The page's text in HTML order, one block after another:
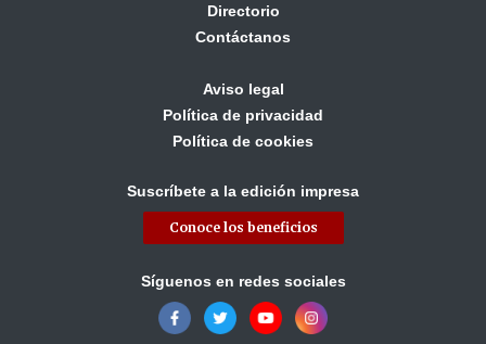
Directorio
Contáctanos
Aviso legal
Política de privacidad
Política de cookies
Suscríbete a la edición impresa
Conoce los beneficios
Síguenos en redes sociales